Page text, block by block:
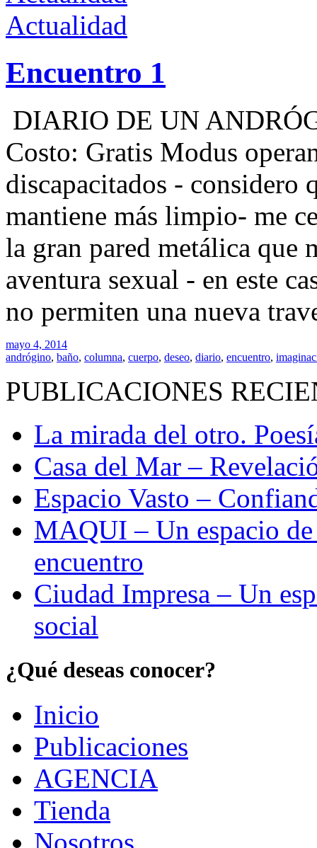
Actualidad
Encuentro 1
DIARIO DE UN
Costo: Gratis Modus
discapacitados - considero
mantiene más limpio- me
la gran pared metálica que
aventura sexual - en este
no permiten una nueva
mayo 4, 2014
andrógino, baño, columna, cuerpo, deseo, diario, encuentro,
PUBLICACIONES
La mirada del otro.
Casa del Mar –
Espacio Vasto –
MAQUI – Un espacio
encuentro
Ciudad Impresa – Un
social
¿Qué deseas conocer?
Inicio
Publicaciones
AGENCIA
Tienda